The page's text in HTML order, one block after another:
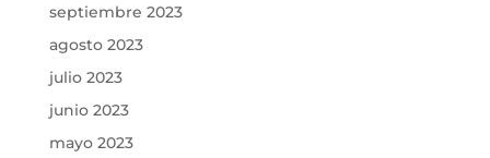
septiembre 2023
agosto 2023
julio 2023
junio 2023
mayo 2023